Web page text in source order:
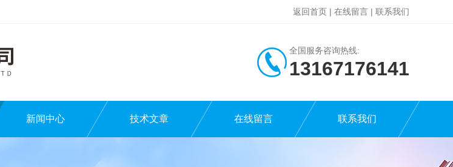
返回首页 | 在线留言 | 联系我们
全国服务咨询热线:
13167176141
新闻中心 技术文章 在线留言 联系我们